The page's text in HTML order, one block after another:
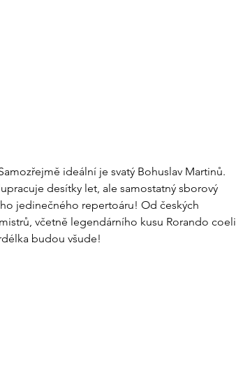
ideální je svatý Bohuslav Martinů.
desítky let, ale samostatný sborový
jedinečného repertoáru! Od českých
včetně legendárního kusu Rorando coeli,
budou všude!